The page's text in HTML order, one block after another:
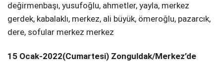
deği̇rmenbaşı, yusufoğlu, ahmetler, yayla, merkez
gerdek, kabalaklı, merkez, ali̇ büyük, ömeroğlu, pazarcık,
dere, sofular merkez merkez
15 Ocak-2022(Cumartesi) Zonguldak/Merkez’de